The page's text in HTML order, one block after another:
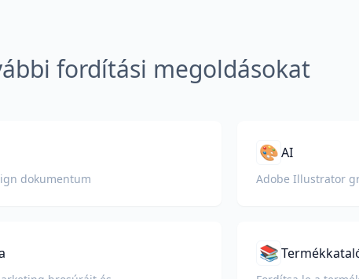
fordítási megoldásokat
dokumentum
🎨AI
Adobe Illustrator
📚